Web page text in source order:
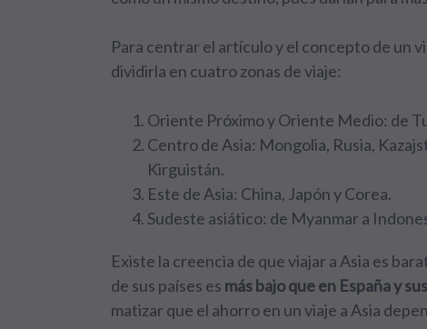
Para centrar el artículo y el concepto de un
dividirla en cuatro zonas de viaje:
Oriente Próximo y Oriente Medio: de
Centro de Asia: Mongolia, Rusia,
Kirguistán.
Este de Asia: China, Japón y Corea.
Sudeste asiático: de Myanmar a
Existe la creencia de que viajar a Asia es
de sus países es más bajo que en España y
matizar que el ahorro en un viaje a Asia